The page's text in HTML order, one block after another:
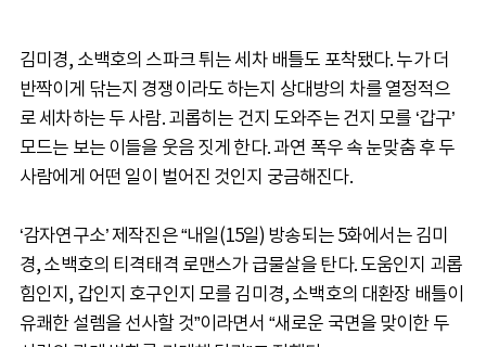
김미경, 소백호의 스파크 튀는 세차 배틀도 포착됐다. 누가 더
반짝이게 닦는지 경쟁이라도 하는지 상대방의 차를 열정적으
로 세차하는 두 사람. 괴롭히는 건지 도와주는 건지 모를 ‘갑구’
모드는 보는 이들을 웃음 짓게 한다. 과연 폭우 속 눈맞춤 후 두
사람에게 어떤 일이 벌어진 것인지 궁금해진다.
‘감자연구소’ 제작진은 “내일(15일) 방송되는 5화에서는 김미
경, 소백호의 티격태격 로맨스가 급물살을 탄다. 도움인지 괴롭
힘인지, 갑인지 호구인지 모를 김미경, 소백호의 대환장 배틀이
유쾌한 설렘을 선사할 것”이라면서 “새로운 국면을 맞이한 두